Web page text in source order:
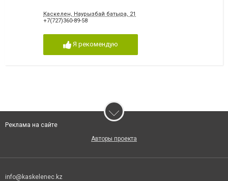
Каскелен, Наурызбай батыра, 21
+7(727)360-89-58
Я рекомендую
Реклама на сайте
Авторы проекта
info@kaskelenec.kz